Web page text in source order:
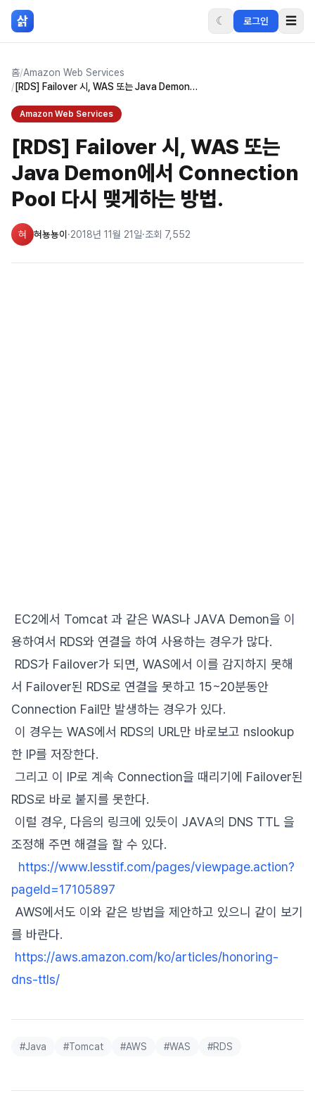
본문 바로가기
삵 ☾ 로그인 ☰
홈/Amazon Web Services
/
[RDS] Failover 시, WAS 또는 Java Demon에서 Connection Pool 다시 맺게하는 방법.
Amazon Web Services
[RDS] Failover 시, WAS 또는
Java Demon에서 Connection
Pool 다시 맺게하는 방법.
혀 혀뇽뇽이 ·2018년 11월 21일·조회 7,552
EC2에서 Tomcat 과 같은 WAS나 JAVA Demon을 이
용하여서 RDS와 연결을 하여 사용하는 경우가 많다.
RDS가 Failover가 되면, WAS에서 이를 감지하지 못해
서 Failover된 RDS로 연결을 못하고 15~20분동안
Connection Fail만 발생하는 경우가 있다.
이 경우는 WAS에서 RDS의 URL만 바로보고 nslookup
한 IP를 저장한다.
그리고 이 IP로 계속 Connection을 때리기에 Failover된
RDS로 바로 붙지를 못한다.
이럴 경우, 다음의 링크에 있듯이 JAVA의 DNS TTL 을
조정해 주면 해결을 할 수 있다.
https://www.lesstif.com/pages/viewpage.action?
pageId=17105897
AWS에서도 이와 같은 방법을 제안하고 있으니 같이 보기
를 바란다.
https://aws.amazon.com/ko/articles/honoring-
dns-ttls/
#Java #Tomcat #AWS #WAS #RDS